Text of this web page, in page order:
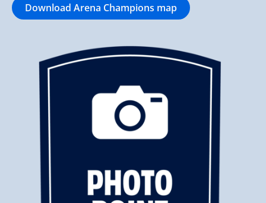
Download Arena Champions map